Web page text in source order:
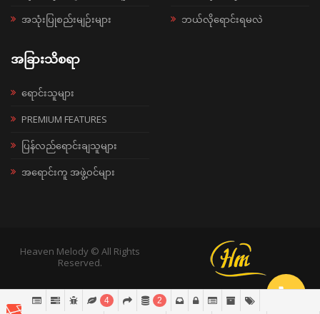
အသုံးပြုစည်းမျဉ်းများ ဘယ်လိုရောင်းရမလဲ
အခြားသိစရာ
ရောင်းသူများ
PREMIUM FEATURES
ပြန်လည်ရောင်းချသူများ
အရောင်းကူ အဖွဲ့ဝင်များ
Heaven Melody © All Rights
Reserved.
4 2